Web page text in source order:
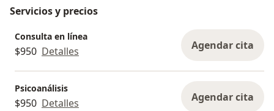
Servicios y precios
Consulta en línea
$950 Detalles Agendar cita
Psicoanálisis
$950 Detalles Agendar cita